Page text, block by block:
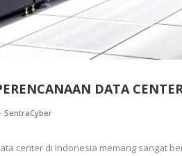
DATA
SentraCyber
center di Indonesia memang sangat